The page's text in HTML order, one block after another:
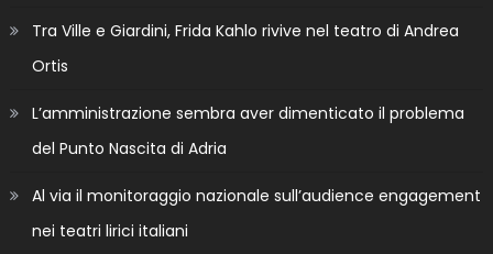
Tra Ville e Giardini, Frida Kahlo rivive nel teatro di Andrea
Ortis
L’amministrazione sembra aver dimenticato il problema
del Punto Nascita di Adria
Al via il monitoraggio nazionale sull’audience engagement
nei teatri lirici italiani